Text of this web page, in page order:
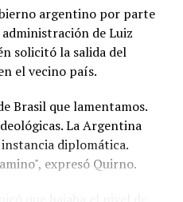
argentino por parte
de Luiz
solicitó la salida del
el vecino país.
Brasil que lamentamos.
La Argentina
diplomática.
expresó Quirno.